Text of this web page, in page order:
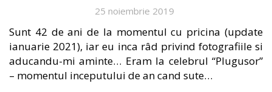
25 noiembrie 2019
Sunt 42 de ani de la momentul cu pricina (update
ianuarie 2021), iar eu inca râd privind fotografiile si
aducandu-mi aminte… Eram la celebrul “Plugusor”
– momentul inceputului de an cand sute…